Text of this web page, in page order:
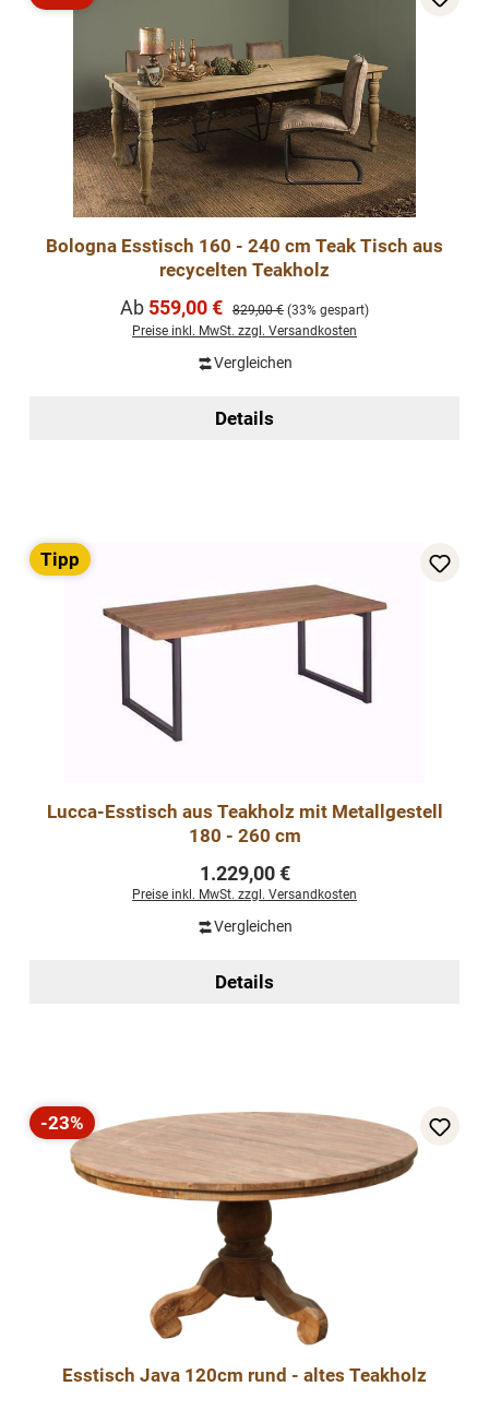
Rabatt
Bologna Esstisch 160 - 240 cm Teak Tisch aus
recycelten Teakholz
Verkaufspreis:
Ab 559,00 € Regulärer Preis:
829,00 € (33% gespart)
Preise inkl. MwSt. zzgl. Versandkosten
Vergleichen
Details
Tipp
Lucca-Esstisch aus Teakholz mit Metallgestell
180 - 260 cm
Regulärer Preis:
1.229,00 €
Preise inkl. MwSt. zzgl. Versandkosten
Vergleichen
Details
Rabatt
-23%
Esstisch Java 120cm rund - altes Teakholz